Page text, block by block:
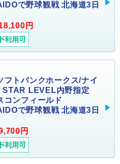
で野球観戦 北海道3日
円
フトバンクホークス/ナイ
STAR LEVEL内野指定
コンフィールド
で野球観戦 北海道3日
円